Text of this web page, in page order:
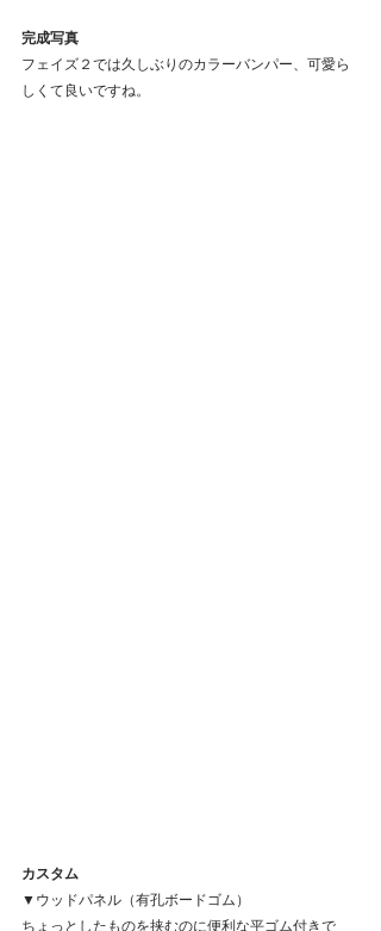
完成写真
フェイズ２では久しぶりのカラーバンパー、可愛ら
しくて良いですね。
カスタム
▼ウッドパネル（有孔ボードゴム）
ちょっとしたものを挟むのに便利な平ゴム付きで